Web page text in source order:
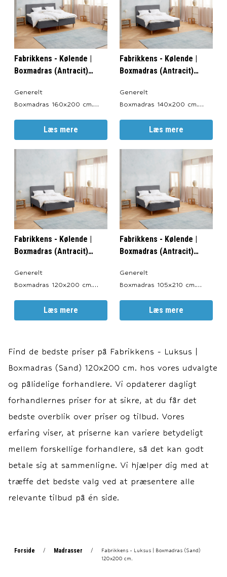
Fabrikkens - Kølende |
Boxmadras (Antracit)
Generelt
Boxmadras 160x200 cm.
Valgfri Farve: Antracitgrå,
Lysegrå, Sort og Sand.
Boxmadrasser: 30 cm.
Topmadras: ca. 7 cm.
Garanti 15 års
fabriksgaranti imod ramme-
og fjedrebr
Læs mere
Fabrikkens - Kølende |
Boxmadras (Antracit)
Generelt
Boxmadras 140x200 cm.
Valgfri Farve: Antracitgrå,
Lysegrå, Sort og Sand.
Boxmadras: 30 cm.
Topmadras: ca. 7 cm.
Garanti 15 års
fabriksgaranti imod ramme-
og fjedrebrud.
Læs mere
Fabrikkens - Kølende |
Boxmadras (Antracit)
Generelt
Boxmadras 120x200 cm.
Valgfri Farve: Antracitgrå,
Lysegrå, Sort og Sand.
Boxmadras: 30 cm.
Topmadras: ca. 7 cm.
Garanti 15 års
Læs mere
Fabrikkens - Kølende |
Boxmadras (Antracit)
Generelt
Boxmadras 105x210 cm.
Valgfri Farve: Antracitgrå,
Lysegrå, Sort og Sand.
Topmadras: ca. 7 cm.
Garanti 15 års
og fjedrebrud.
Læs mere
Find de bedste priser på Fabrikkens - Luksus |
Boxmadras (Sand) 120x200 cm. hos vores udvalgte
og pålidelige forhandlere. Vi opdaterer dagligt
forhandlernes priser for at sikre, at du får det
bedste overblik over priser og tilbud. Vores
erfaring viser, at priserne kan variere betydeligt
mellem forskellige forhandlere, så det kan godt
betale sig at sammenligne. Vi hjælper dig med at
træffe det bedste valg ved at præsentere alle
relevante tilbud på én side.
Forside / Madrasser /
Fabrikkens - Luksus | Boxmadras (Sand)
120x200 cm.